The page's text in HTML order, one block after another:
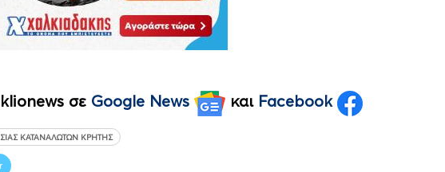
σε Google News και Facebook
ΚΑΤΑΝΑΛΩΤΏΝ ΚΡΉΤΗΣ